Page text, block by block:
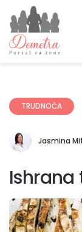
TRUDNOĆA
Jasmina